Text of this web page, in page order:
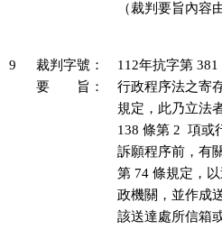
（裁判要旨內容
9 裁判字號：
112年抗字第 381
要 旨：
行政程序法之寄
規定，此乃立法
138 條第 2  項或
訴願程序前，有
第 74 條規定，
政機關，並作成
該送達處所信箱